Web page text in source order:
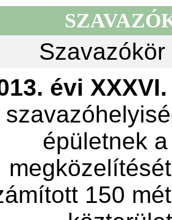
évi
épületnek
150